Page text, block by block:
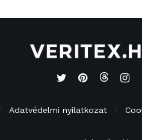
Adatvédelmi nyilatkozat